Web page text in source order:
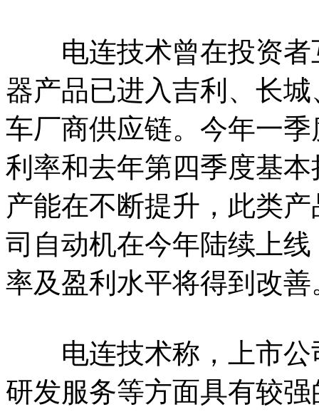
电连技术曾在投资者
器产品已进入吉利、长
车厂商供应链。今年一
利率和去年第四季度基
产能在不断提升，此类
司自动机在今年陆续上
率及盈利水平将得到改善
电连技术称，上市公
研发服务等方面具有较